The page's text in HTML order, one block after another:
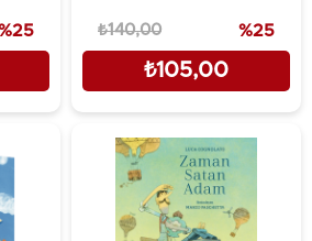
₺105,00
₺140,00 %25